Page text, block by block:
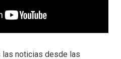
las noticias desde las